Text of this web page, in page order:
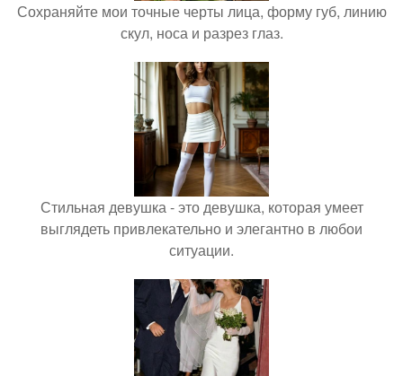
Сохраняйте мои точные черты лица, форму губ, линию
скул, носа и разрез глаз.
Стильная девушка - это девушка, которая умеет
выглядеть привлекательно и элегантно в любои
ситуации.